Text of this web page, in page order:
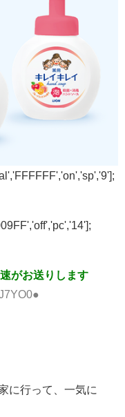
がお送りします
に行って、一気に